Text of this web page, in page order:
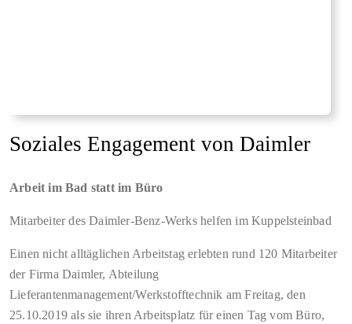
Soziales Engagement von Daimler
Arbeit im Bad statt im Büro
Mitarbeiter des Daimler-Benz-Werks helfen im Kuppelsteinbad
Einen nicht alltäglichen Arbeitstag erlebten rund 120 Mitarbeiter
der Firma Daimler, Abteilung
Lieferantenmanagement/Werkstofftechnik am Freitag, den
25.10.2019 als sie ihren Arbeitsplatz für einen Tag vom Büro,